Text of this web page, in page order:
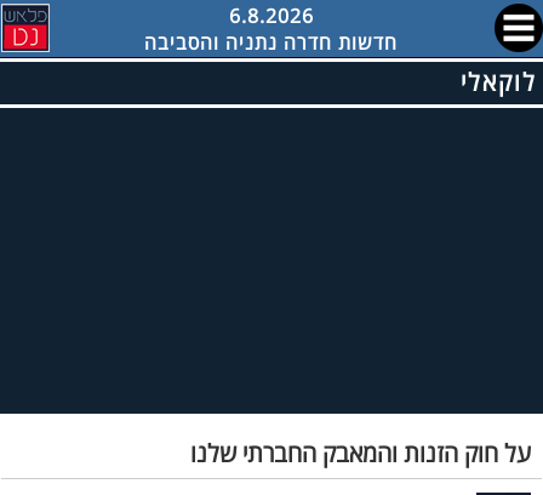
6.8.2026
חדשות חדרה נתניה והסביבה
לוקאלי
על חוק הזנות והמאבק החברתי שלנו